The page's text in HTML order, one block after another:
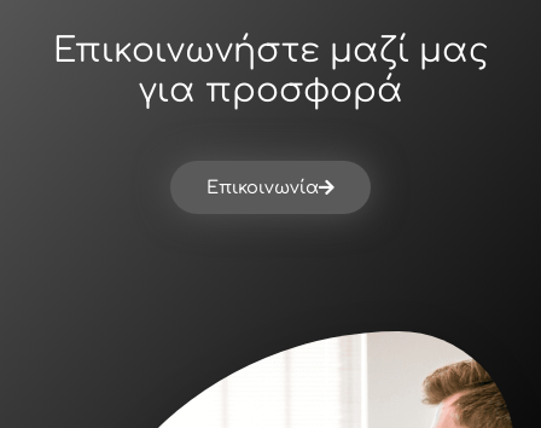
Επικοινωνήστε μαζί μας
για προσφορά
Επικοινωνία